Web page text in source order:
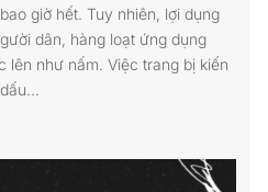
giờ hết. Tuy nhiên, lợi dụng
dân, hàng loạt ứng dụng
lên như nấm. Việc trang bị kiến